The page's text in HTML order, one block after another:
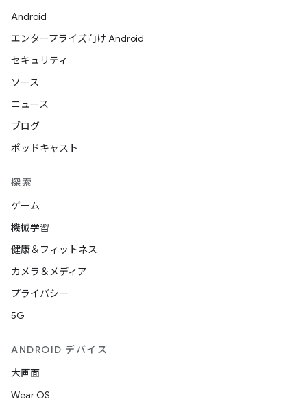
Android
エンタープライズ向け Android
セキュリティ
ソース
ニュース
ブログ
ポッドキャスト
探索
ゲーム
機械学習
健康＆フィットネス
カメラ＆メディア
プライバシー
5G
ANDROID デバイス
大画面
Wear OS